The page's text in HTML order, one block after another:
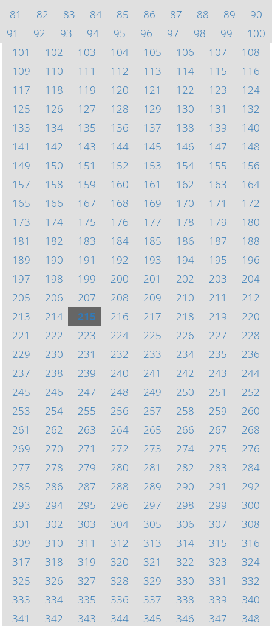
81
82 83 84 85 86 87 88 89
90
91
92 93 94 95 96 97 98 99
100
101
102 103 104 105 106 107
108
109
110 111 112 113 114 115
116
117
118 119 120 121 122 123
124
125
126 127 128 129 130 131
132
133
134 135 136 137 138 139
140
141
142 143 144 145 146 147
148
149
150 151 152 153 154 155
156
157
158 159 160 161 162 163
164
165
166 167 168 169 170 171
172
173
174 175 176 177 178 179
180
181
182 183 184 185 186 187
188
189
190 191 192 193 194 195
196
197
198 199 200 201 202 203
204
205
206 207 208 209 210 211
212
213
214 215 216 217 218 219
220
221
222 223 224 225 226 227
228
229
230 231 232 233 234 235
236
237
238 239 240 241 242 243
244
245
246 247 248 249 250 251
252
253
254 255 256 257 258 259
260
261
262 263 264 265 266 267
268
269
270 271 272 273 274 275
276
277
278 279 280 281 282 283
284
285
286 287 288 289 290 291
292
293
294 295 296 297 298 299
300
301
302 303 304 305 306 307
308
309
310 311 312 313 314 315
316
317
318 319 320 321 322 323
324
325
326 327 328 329 330 331
332
333
334 335 336 337 338 339
340
341
342 343 344 345 346 347 348